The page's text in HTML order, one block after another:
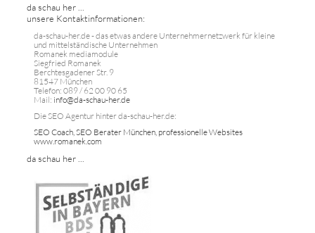
da schau her ...
unsere Kontaktinformationen:
da-schau-her.de - das etwas andere Unternehmernetzwerk für kleine
und mittelständische Unternehmen
Romanek mediamodule
Siegfried Romanek
Berchtesgadener Str. 9
81547 München
Telefon: 089 / 62 00 90 65
Mail: info@da-schau-her.de
Die SEO Agentur hinter da-schau-her.de:
SEO Coach, SEO Berater München, professionelle Websites
www.romanek.com
da schau her ...